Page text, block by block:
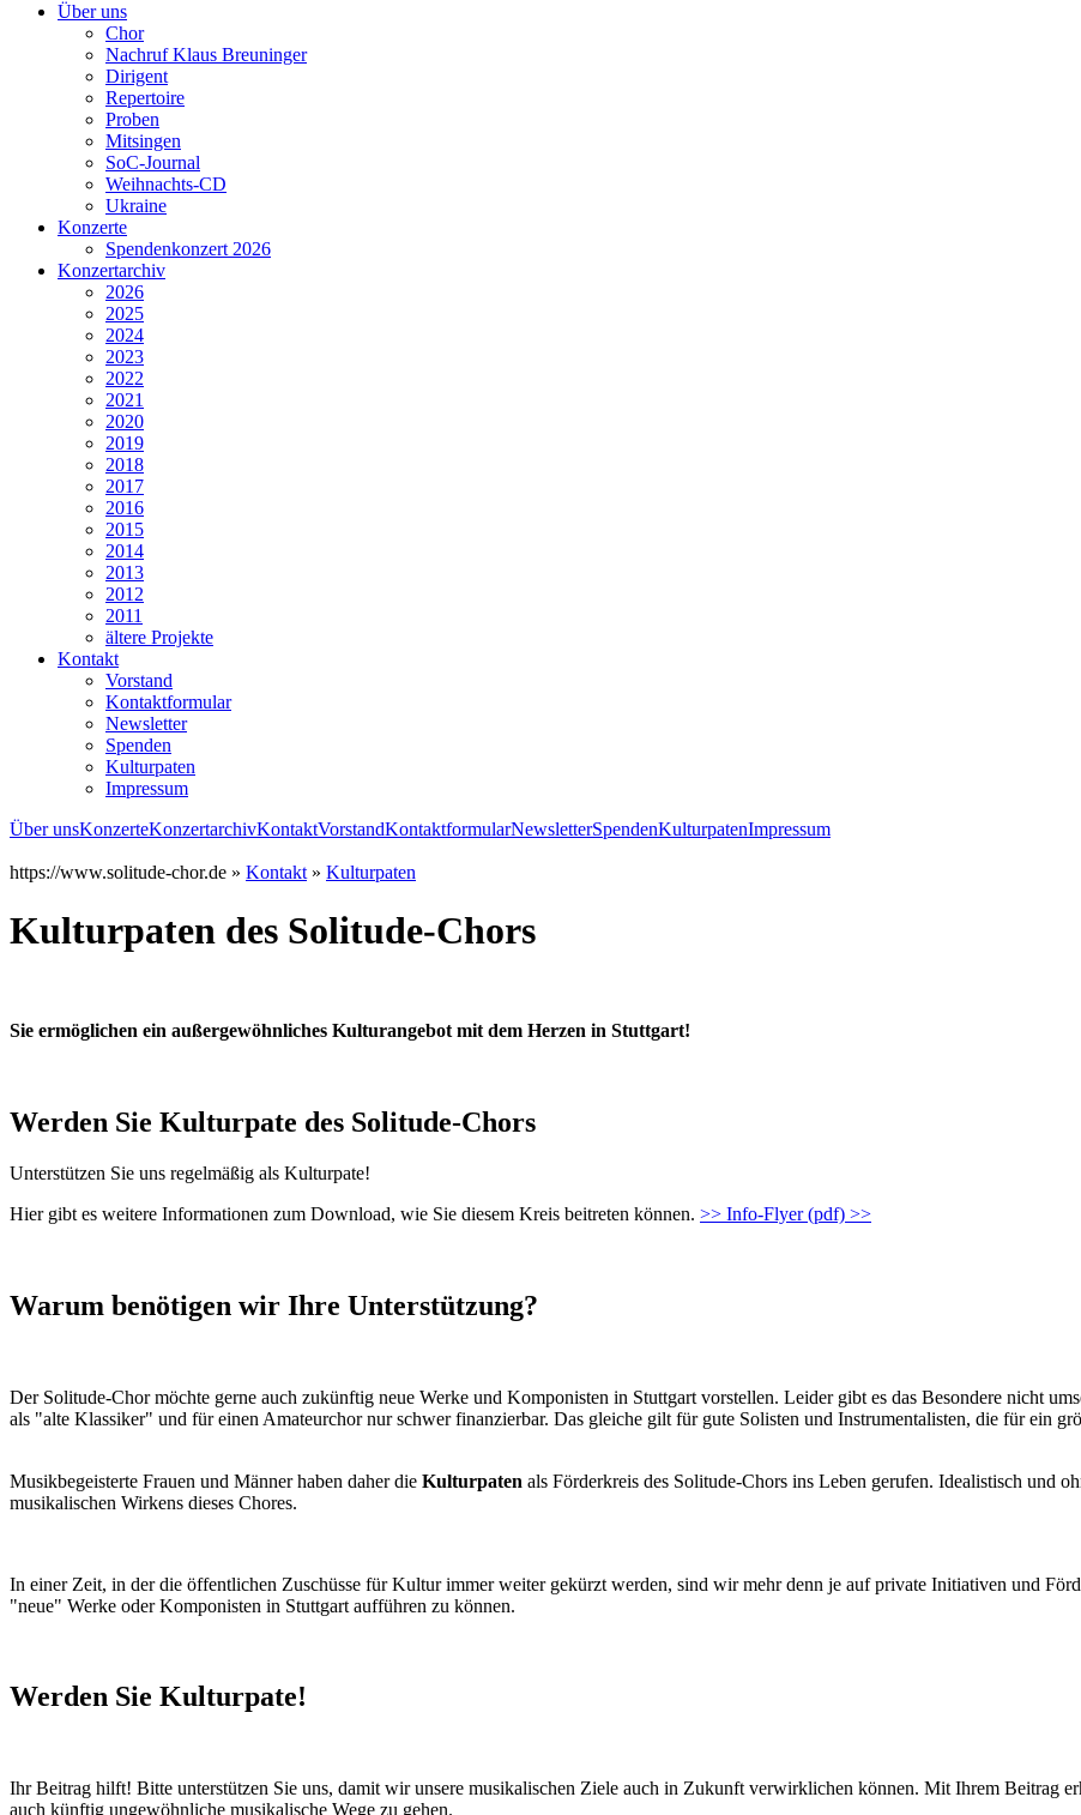
Über uns
Chor
Nachruf Klaus Breuninger
Dirigent
Repertoire
Proben
Mitsingen
SoC-Journal
Weihnachts-CD
Ukraine
Konzerte
Spendenkonzert 2026
Konzertarchiv
2026
2025
2024
2023
2022
2021
2020
2019
2018
2017
2016
2015
2014
2013
2012
2011
ältere Projekte
Kontakt
Vorstand
Kontaktformular
Newsletter
Spenden
Kulturpaten
Impressum
Über unsKonzerteKonzertarchivKontaktVorstandKontaktformularNewsletterSpendenKulturpatenImpressum
https://www.solitude-chor.de » Kontakt » Kulturpaten
Kulturpaten des Solitude-Chors
Sie ermöglichen ein außergewöhnliches Kulturangebot mit dem Herzen in Stuttgart!
Werden Sie Kulturpate des Solitude-Chors
Unterstützen Sie uns regelmäßig als Kulturpate!
Hier gibt es weitere Informationen zum Download, wie Sie diesem Kreis beitreten können. >> Info-Flyer (pdf) >>
Warum benötigen wir Ihre Unterstützung?
Der Solitude-Chor möchte gerne auch zukünftig neue Werke und Komponisten in Stuttgart vorstellen. Leider gibt es das Besondere nicht
als "alte Klassiker" und für einen Amateurchor nur schwer finanzierbar. Das gleiche gilt für gute Solisten und Instrumentalisten, die für ein
Musikbegeisterte Frauen und Männer haben daher die Kulturpaten als Förderkreis des Solitude-Chors ins Leben gerufen. Idealistisch und
musikalischen Wirkens dieses Chores.
In einer Zeit, in der die öffentlichen Zuschüsse für Kultur immer weiter gekürzt werden, sind wir mehr denn je auf private Initiativen und
"neue" Werke oder Komponisten in Stuttgart aufführen zu können.
Werden Sie Kulturpate!
Ihr Beitrag hilft! Bitte unterstützen Sie uns, damit wir unsere musikalischen Ziele auch in Zukunft verwirklichen können. Mit Ihrem Beitrag
auch künftig ungewöhnliche musikalische Wege zu gehen.